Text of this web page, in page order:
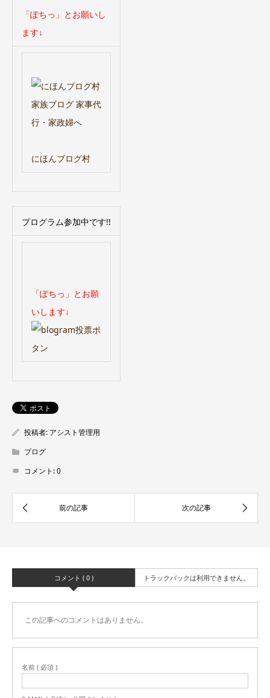
「ぽちっ」とお願いし
ます↓
にほんブログ村
プログラム参加中です!!
「ぽちっ」とお願
いします↓
投稿者: アシスト管理用
ブログ
コメント:0
コメント ( 0 ) トラックバックは利用できません。
この記事へのコメントはありません。
名前 ( 必須 )